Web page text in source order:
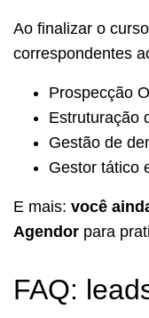
Ao finalizar o
correspondentes
Prospecção
Estruturação
Gestão de
Gestor tático
E mais: você
Agendor para
FAQ: